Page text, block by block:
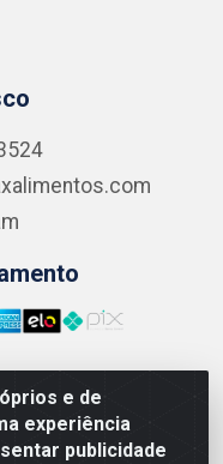
e de
experiência
publicidade
ALIMENTICIOS
CIRCULAR/RJ -